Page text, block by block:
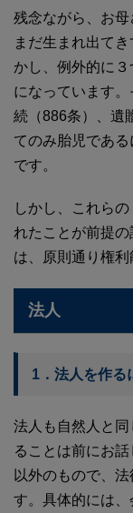
残念ながら、お母
まだ生まれ出て
かし、例外的に
になっています
続（886条）、遺
てのみ胎児であ
です。
しかし、これら
れたことが前提
は、原則通り権利
法人
1．法人を作る
法人も自然人と
ることは前にお
以外のもので、
す。具体的には